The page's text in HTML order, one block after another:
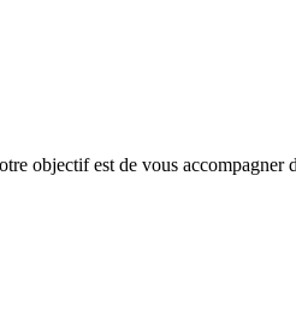
objectif est de vous accompagner